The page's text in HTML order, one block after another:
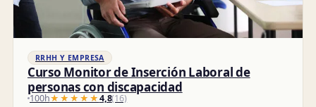
RRHH Y EMPRESA
Curso Monitor de Inserción Laboral de
personas con discapacidad
100h★★★★★
★★★★★4,8(16)